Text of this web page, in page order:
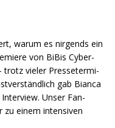
war­um es nir­gends ein
von BiBis Cyber­
trotz vie­ler Pres­se­ter­mi­
gab Bian­ca
Unser Fan-
zu einem inten­si­ven